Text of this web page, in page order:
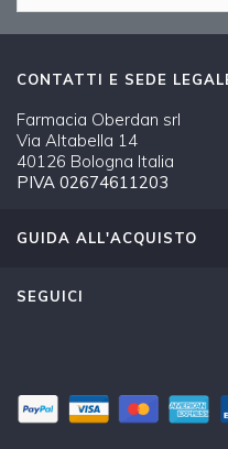
CONTATTI E SEDE
Farmacia Oberdan srl
Via Altabella 14
40126 Bologna Italia
PIVA 02674611203
GUIDA ALL'ACQUISTO
SEGUICI